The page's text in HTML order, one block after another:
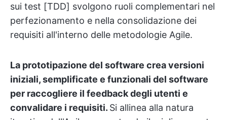
sui test [TDD] svolgono ruoli complementari nel
perfezionamento e nella consolidazione dei
requisiti all'interno delle metodologie Agile.
La prototipazione del software crea versioni
iniziali, semplificate e funzionali del software
per raccogliere il feedback degli utenti e
convalidare i requisiti. Si allinea alla natura